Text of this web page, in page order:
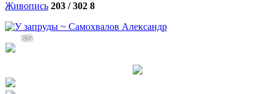
Живопись 203 / 302 8
385